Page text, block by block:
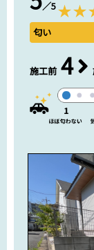
／5
匂い
施工前 4